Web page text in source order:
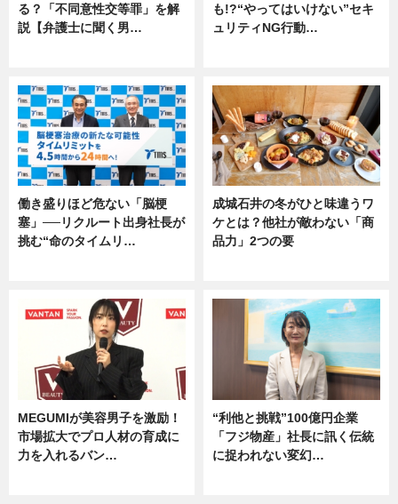
る？「不同意性交等罪」を解
説【弁護士に聞く男…
も!?“やってはいけない”セキ
ュリティNG行動…
働き盛りほど危ない「脳梗
塞」──リクルート出身社長が
挑む“命のタイムリ…
成城石井の冬がひと味違うワ
ケとは？他社が敵わない「商
品力」2つの要
MEGUMIが美容男子を激励！
市場拡大でプロ人材の育成に
力を入れるバン…
“利他と挑戦”100億円企業
「フジ物産」社長に訊く伝統
に捉われない変幻…